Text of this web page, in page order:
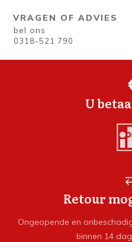
VRAGEN OF ADVIES
bel ons
0318-521 790
U
Retour
Ongeopende en
binnen 14